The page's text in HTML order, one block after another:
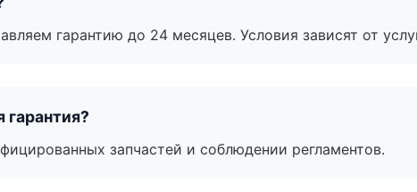
гарантию до 24 месяцев. Условия зависят от
гарантия?
запчастей и соблюдении регламентов.